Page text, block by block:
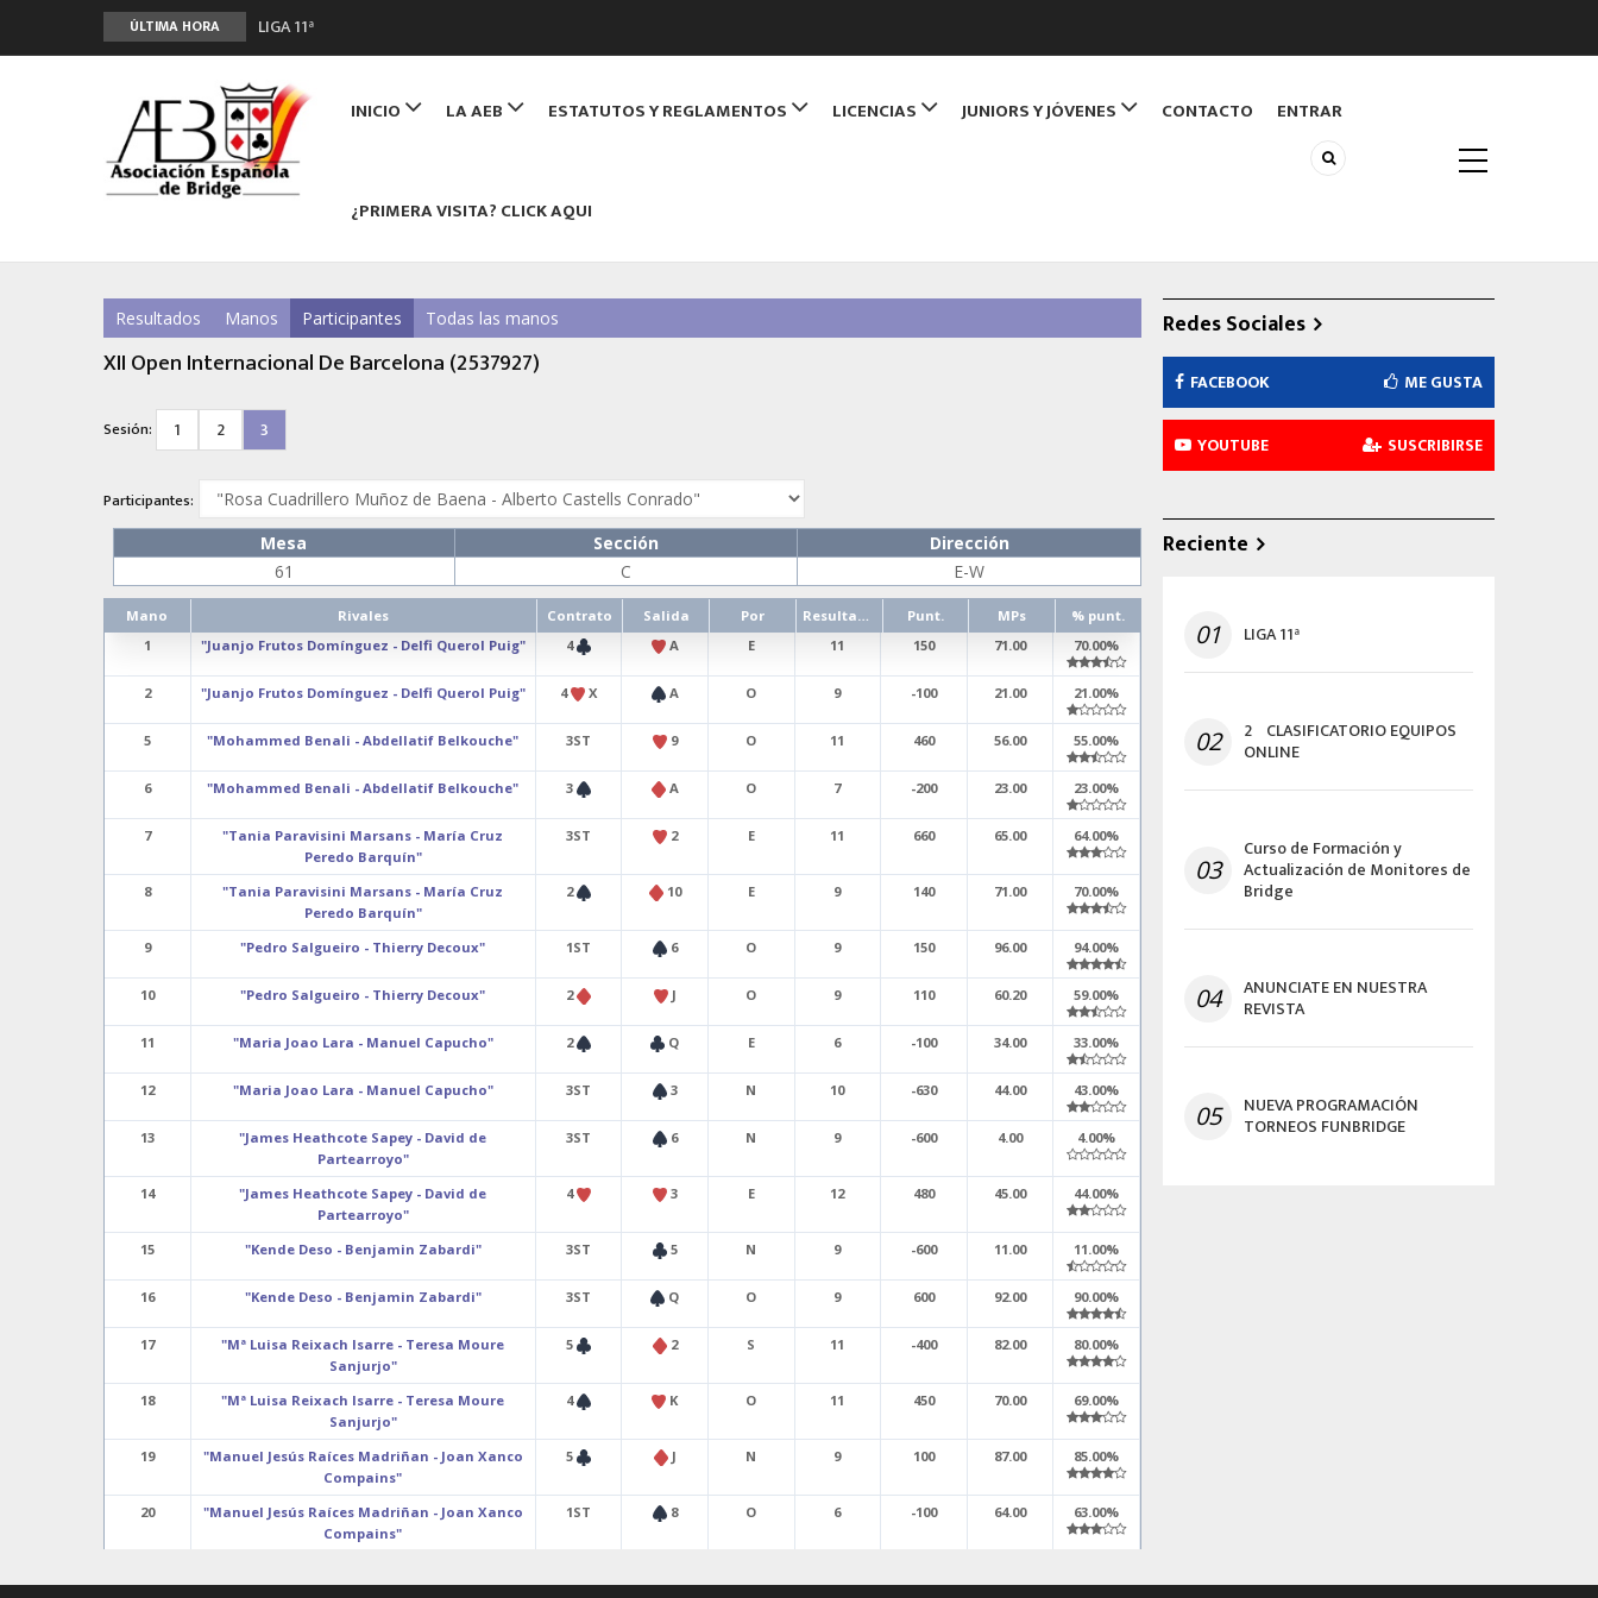
ÚLTIMA HORA
LIGA 11ª
2º CLASIFICATORIO EQUIPOS ONLINE
Curso de Formación y Actualización de Monitores de Bridge
ANUNCIATE EN NUESTRA REVISTA
NUEVA PROGRAMACIÓN TORNEOS FUNBRIDGE
navigation
INICIO LA AEB ESTATUTOS Y REGLAMENTOS LICENCIAS JUNIORS Y JÓVENES CONTACTO ENTRAR
¿PRIMERA VISITA? CLICK AQUI
Resultados Manos Participantes Todas las manos
XII Open Internacional De Barcelona (2537927)
Sesión: 1 2 3
Participantes:
Mesa Sección
Dirección
61
C E-W
Mano Rivales Contrato Salida Por Resultado Punt. MPs
% punt.
1
"Juanjo Frutos Domínguez - Delfi Querol Puig" 4 A E 11 150 71.00 70.00%
2 "Juanjo Frutos Domínguez - Delfi Querol Puig" 4 X A O 9 -100 21.00 21.00%
5 "Mohammed Benali - Abdellatif Belkouche" 3ST 9 O 11 460 56.00 55.00%
6 "Mohammed Benali - Abdellatif Belkouche" 3 A O 7 -200 23.00 23.00%
7
"Tania Paravisini Marsans - María Cruz
Peredo Barquín"
3ST 2 E 11 660 65.00 64.00%
8
"Tania Paravisini Marsans - María Cruz
Peredo Barquín"
2 10 E 9 140 71.00 70.00%
9 "Pedro Salgueiro - Thierry Decoux" 1ST 6 O 9 150 96.00 94.00%
10 "Pedro Salgueiro - Thierry Decoux" 2 J O 9 110 60.20 59.00%
11 "Maria Joao Lara - Manuel Capucho" 2 Q E 6 -100 34.00 33.00%
12 "Maria Joao Lara - Manuel Capucho" 3ST 3 N 10 -630 44.00 43.00%
13
"James Heathcote Sapey - David de
Partearroyo"
3ST 6 N 9 -600 4.00 4.00%
14
"James Heathcote Sapey - David de
Partearroyo"
4 3 E 12 480 45.00 44.00%
15 "Kende Deso - Benjamin Zabardi" 3ST 5 N 9 -600 11.00 11.00%
16 "Kende Deso - Benjamin Zabardi" 3ST Q O 9 600 92.00 90.00%
17
"Mª Luisa Reixach Isarre - Teresa Moure
Sanjurjo"
5 2 S 11 -400 82.00 80.00%
18
"Mª Luisa Reixach Isarre - Teresa Moure
Sanjurjo"
4 K O 11 450 70.00 69.00%
19
"Manuel Jesús Raíces Madriñan - Joan Xanco
Compains"
5 J N 9 100 87.00 85.00%
20
"Manuel Jesús Raíces Madriñan - Joan Xanco
Compains"
1ST 8 O 6 -100 64.00 63.00%
Redes Sociales
FACEBOOK ME GUSTA
YOUTUBE SUSCRIBIRSE
Reciente
01 LIGA 11ª
02 2º CLASIFICATORIO EQUIPOS
ONLINE
03
Curso de Formación y
Actualización de Monitores de
Bridge
04 ANUNCIATE EN NUESTRA
REVISTA
05 NUEVA PROGRAMACIÓN
TORNEOS FUNBRIDGE